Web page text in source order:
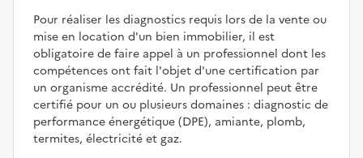
Pour réaliser les diagnostics requis lors de la vente ou
mise en location d'un bien immobilier, il est
obligatoire de faire appel à un professionnel dont les
compétences ont fait l'objet d'une certification par
un organisme accrédité. Un professionnel peut être
certifié pour un ou plusieurs domaines : diagnostic de
performance énergétique (DPE), amiante, plomb,
termites, électricité et gaz.